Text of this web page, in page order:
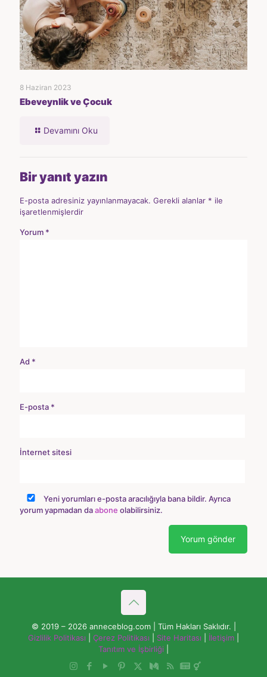
8 Haziran 2023
Ebeveynlik ve Çocuk
Devamını Oku
Bir yanıt yazın
E-posta adresiniz yayınlanmayacak. Gerekli alanlar * ile
işaretlenmişlerdir
Yorum *
Ad *
E-posta *
İnternet sitesi
Yeni yorumları e-posta aracılığıyla bana bildir. Ayrıca
yorum yapmadan daabone olabilirsiniz.
© 2019 – 2026 anneceblog.com | Tüm Hakları Saklıdır. |
Gizlilik Politikası
Çerez Politikası Site Haritası İletişim
Tanıtım ve İşbirliği